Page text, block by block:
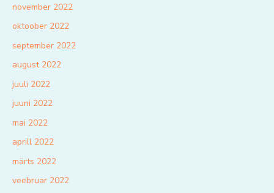
november 2022
oktoober 2022
september 2022
august 2022
juuli 2022
juuni 2022
mai 2022
aprill 2022
märts 2022
veebruar 2022